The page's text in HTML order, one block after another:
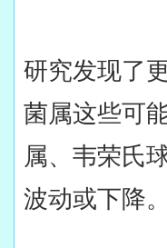
研究发现了
菌属这些可
属、韦荣氏
波动或下降。